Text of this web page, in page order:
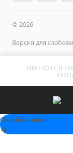
© 2026
Версия для
ИМЕЮТСЯ